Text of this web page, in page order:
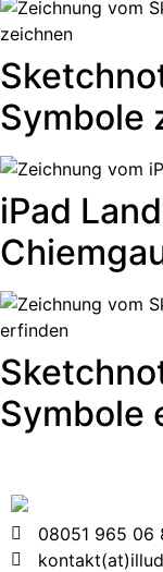
Symbole
iPad
Symbole
08051 965 06